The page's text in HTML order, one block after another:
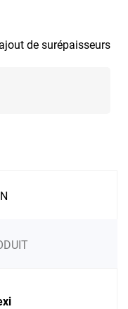
de surépaisseurs